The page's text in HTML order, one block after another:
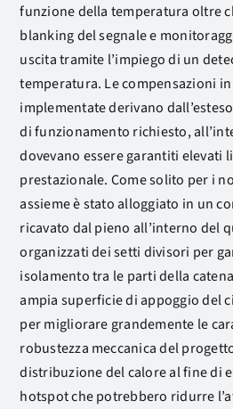
funzione della temperatura oltre
blanking del segnale e
uscita tramite l’impiego di un
temperatura. Le compensazioni
implementate derivano
di funzionamento richiesto,
dovevano essere garantiti elevati
prestazionale. Come solito per i
assieme è stato alloggiato in un
ricavato dal pieno all’interno del
organizzati dei setti divisori per
isolamento tra le parti della
ampia superficie di appoggio del
per migliorare grandemente le
robustezza meccanica del
distribuzione del calore al fine di
hotspot che potrebbero ridurre